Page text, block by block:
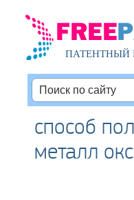
ПАТЕНТНЫЙ
способ
металл